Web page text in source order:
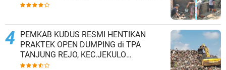
Penampungan Air
PEMKAB KUDUS RESMI HENTIKAN
PRAKTEK OPEN DUMPING di TPA
TANJUNG REJO, KEC.JEKULO
KAB.KUDUS,BERLAKUKAN SISTEM